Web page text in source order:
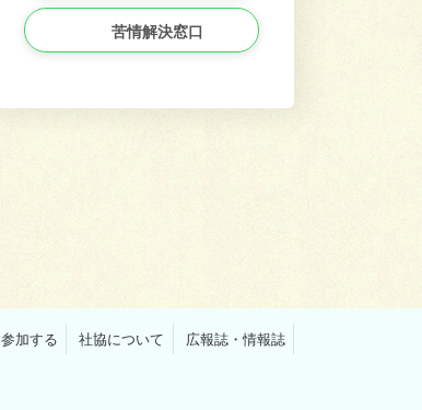
苦情解決窓口
参加する 社協について 広報誌・情報誌